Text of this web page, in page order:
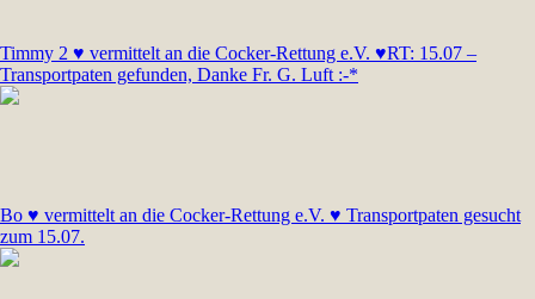
Timmy 2 ♥ vermittelt an die Cocker-Rettung e.V. ♥RT: 15.07 –
Transportpaten gefunden, Danke Fr. G. Luft :-*
Bo ♥ vermittelt an die Cocker-Rettung e.V. ♥ Transportpaten gesucht
zum 15.07.